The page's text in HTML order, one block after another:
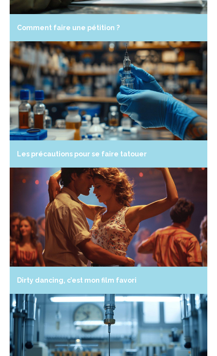
Comment faire une pétition ?
Les précautions pour se faire tatouer
Dirty dancing, c’est mon film favori